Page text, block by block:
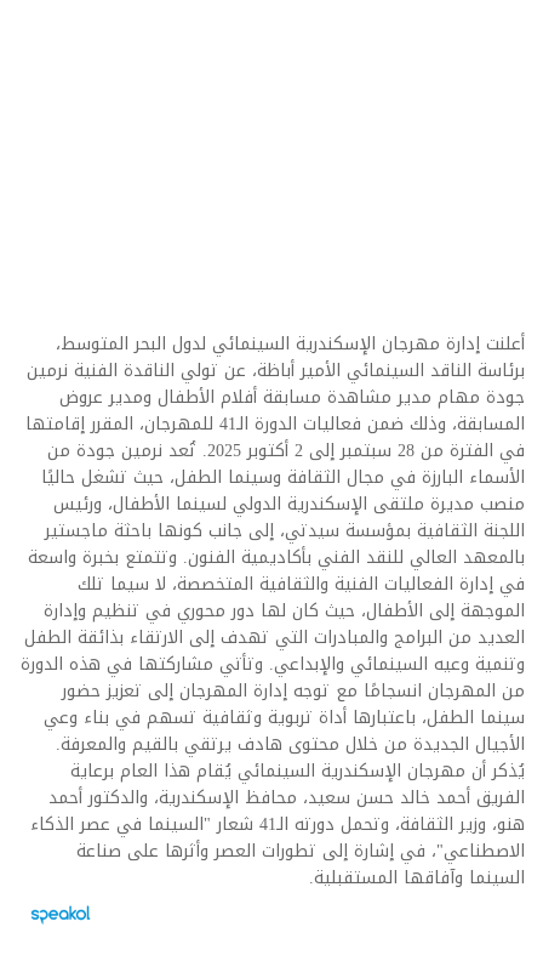
أعلنت إدارة مهرجان الإسكندرية السينمائي لدول البحر المتوسط،
برئاسة الناقد السينمائي الأمير أباظة، عن تولي الناقدة الفنية نرمين
جودة مهام مدير مشاهدة مسابقة أفلام الأطفال ومدير عروض
المسابقة، وذلك ضمن فعاليات الدورة الـ41 للمهرجان، المقرر إقامتها
في الفترة من 28 سبتمبر إلى 2 أكتوبر 2025. تُعد نرمين جودة من
الأسماء البارزة في مجال الثقافة وسينما الطفل، حيث تشغل حاليًا
منصب مديرة ملتقى الإسكندرية الدولي لسينما الأطفال، ورئيس
اللجنة الثقافية بمؤسسة سيدتي، إلى جانب كونها باحثة ماجستير
بالمعهد العالي للنقد الفني بأكاديمية الفنون. وتتمتع بخبرة واسعة
في إدارة الفعاليات الفنية والثقافية المتخصصة، لا سيما تلك
الموجهة إلى الأطفال، حيث كان لها دور محوري في تنظيم وإدارة
العديد من البرامج والمبادرات التي تهدف إلى الارتقاء بذائقة الطفل
وتنمية وعيه السينمائي والإبداعي. وتأتي مشاركتها في هذه الدورة
من المهرجان انسجامًا مع توجه إدارة المهرجان إلى تعزيز حضور
سينما الطفل، باعتبارها أداة تربوية وثقافية تسهم في بناء وعي
الأجيال الجديدة من خلال محتوى هادف يرتقي بالقيم والمعرفة.
يُذكر أن مهرجان الإسكندرية السينمائي يُقام هذا العام برعاية
الفريق أحمد خالد حسن سعيد، محافظ الإسكندرية، والدكتور أحمد
هنو، وزير الثقافة، وتحمل دورته الـ41 شعار "السينما في عصر الذكاء
الاصطناعي"، في إشارة إلى تطورات العصر وأثرها على صناعة
السينما وآفاقها المستقبلية.